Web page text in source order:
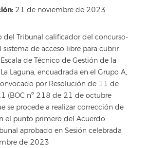
21 de noviembre de 2023
del Tribunal calificador del concurso-
de acceso libre para cubrir
de Técnico de Gestión de la
Laguna, encuadrada en el Grupo A,
por Resolución de 11 de
(BOC nº 218 de 21 de octubre
se procede a realizar corrección de
el punto primero del Acuerdo
aprobado en Sesión celebrada
de 2023